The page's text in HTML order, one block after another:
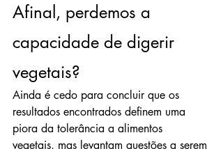
Afinal, perdemos a
capacidade de digerir
vegetais?
Ainda é cedo para concluir que os
resultados encontrados definem uma
piora da tolerância a alimentos
vegetais, mas levantam questões a serem